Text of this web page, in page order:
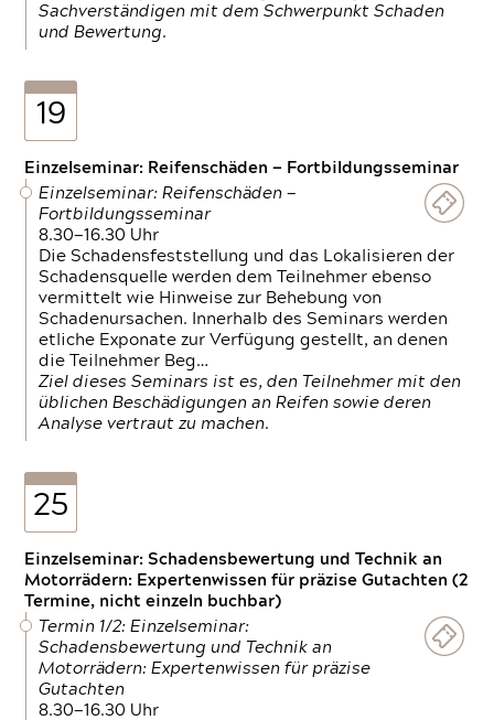
Sachverständigen mit dem Schwerpunkt Schaden
und Bewertung.
19
Einzelseminar: Reifenschäden — Fortbildungsseminar
Einzelseminar: Reifenschäden —
Fortbildungsseminar
8.30—16.30 Uhr
Die Schadensfeststellung und das Lokalisieren der
Schadensquelle werden dem Teilnehmer ebenso
vermittelt wie Hinweise zur Behebung von
Schadenursachen. Innerhalb des Seminars werden
etliche Exponate zur Verfügung gestellt, an denen
die Teilnehmer Beg…
Ziel dieses Seminars ist es, den Teilnehmer mit den
üblichen Beschädigungen an Reifen sowie deren
Analyse vertraut zu machen.
25
Einzelseminar: Schadensbewertung und Technik an
Motorrädern: Expertenwissen für präzise Gutachten (2
Termine, nicht einzeln buchbar)
Termin 1/2: Einzelseminar:
Schadensbewertung und Technik an
Motorrädern: Expertenwissen für präzise
Gutachten
8.30—16.30 Uhr